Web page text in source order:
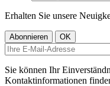
Erhalten Sie unsere
Sie können Ihr
Kontaktinformationen